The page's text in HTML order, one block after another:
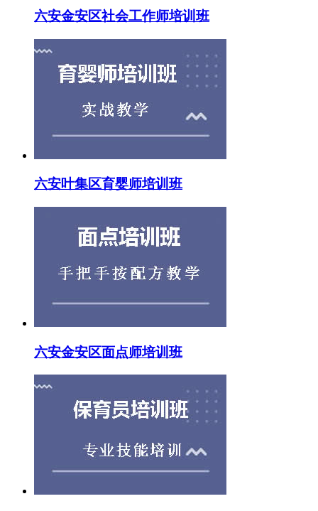
六安金安区社会工作师培训班
六安叶集区育婴师培训班
六安金安区面点师培训班